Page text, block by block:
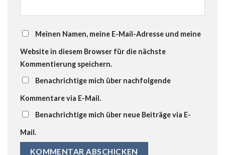
Meinen Namen, meine E-Mail-Adresse und meine
Website in diesem Browser für die nächste
Kommentierung speichern.
Benachrichtige mich über nachfolgende
Kommentare via E-Mail.
Benachrichtige mich über neue Beiträge via E-
Mail.